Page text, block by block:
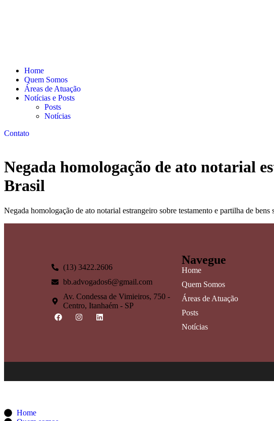
Home
Quem Somos
Áreas de Atuação
Notícias e Posts
Posts
Notícias
Contato
Negada homologação de ato notarial
Brasil
Negada homologação de ato notarial estrangeiro sobre testamento e partilha de bens
(13) 3422.2606
bb.advogados6@gmail.com
Av. Condessa de Vimieiros, 750 -
Centro, Itanhaém - SP
Navegue
Home
Quem Somos
Áreas de Atuação
Posts
Notícias
Home